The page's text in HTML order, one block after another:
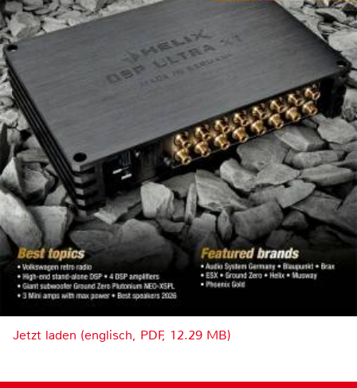
Jetzt laden (englisch, PDF, 12.29 MB)